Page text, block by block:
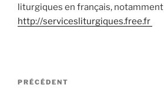
liturgiques en français,
http://servicesliturgiques.free.fr
Navigation
Article
PRÉCÉDENT